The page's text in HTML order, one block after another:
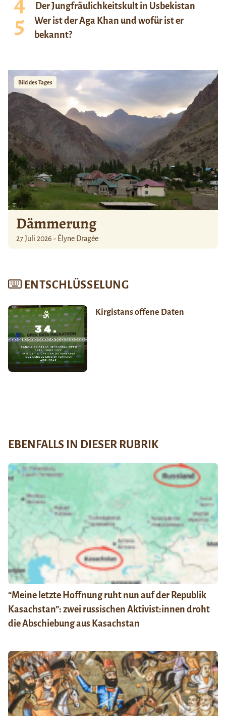
Der Jungfräulichkeitskult in Usbekistan
Wer ist der Aga Khan und wofür ist er
bekannt?
Bild des Tages
Dämmerung
27 Juli 2026 - Élyne Dragée
ENTSCHLÜSSELUNG
Kirgistans offene Daten
EBENFALLS IN DIESER RUBRIK
“Meine letzte Hoffnung ruht nun auf der Republik
Kasachstan”: zwei russischen Aktivist:innen droht
die Abschiebung aus Kasachstan